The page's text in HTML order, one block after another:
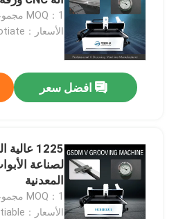
أشرطة فيديو
حول بنا
رقابة جودة
اطلب اقتباس
MOQ：1 مجموعة
الأسعار：Negotiate
افضل سعر
لصناعة
المعدنية
MOQ：1 مجموعة
الأسعار：negotiable